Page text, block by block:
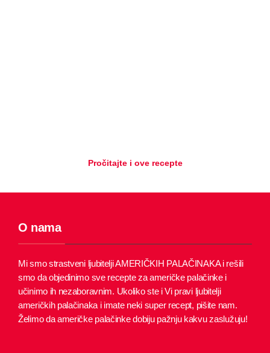
Pročitajte i ove recepte
O nama
Mi smo strastveni ljubitelji AMERIČKIH PALAČINAKA i rešili
smo da objedinimo sve recepte za američke palačinke i
učinimo ih nezaboravnim. Ukoliko ste i Vi pravi ljubitelji
američkih palačinaka i imate neki super recept, pišite nam.
Želimo da američke palačinke dobiju pažnju kakvu zaslužuju!